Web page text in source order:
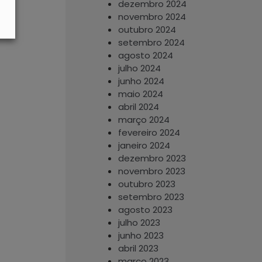
dezembro 2024
novembro 2024
outubro 2024
setembro 2024
agosto 2024
julho 2024
junho 2024
maio 2024
abril 2024
março 2024
fevereiro 2024
janeiro 2024
dezembro 2023
novembro 2023
outubro 2023
setembro 2023
agosto 2023
julho 2023
junho 2023
abril 2023